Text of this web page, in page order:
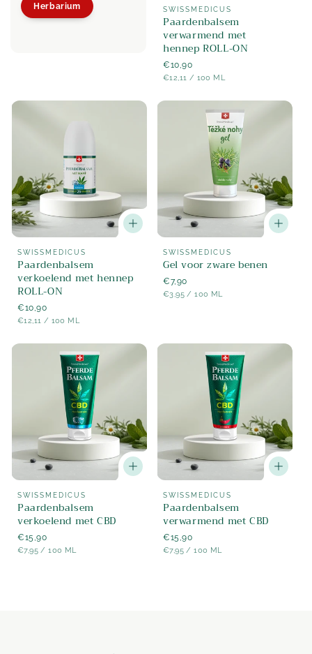
Herbarium Aanbieder:
SWISSMEDICUS
Paardenbalsem
verwarmend met
hennep ROLL-ON
Normaler
Preis
€10,90
STÜCK
€12,11 / PER
100 ML
Aanbieder:
SWISSMEDICUS
Paardenbalsem
verkoelend met hennep
ROLL-ON
Normaler
Preis
€10,90
STÜCK
€12,11 / PER
100 ML
Aanbieder:
SWISSMEDICUS
Gel voor zware benen
Normaler
Preis
€7,90
STÜCK
€3,95 / PER
100 ML
Aanbieder:
SWISSMEDICUS
Paardenbalsem
verkoelend met CBD
Normaler
Preis
€15,90
STÜCK
€7,95 / PER
100 ML
Aanbieder:
SWISSMEDICUS
Paardenbalsem
verwarmend met CBD
Normaler
Preis
€15,90
STÜCK
€7,95 / PER
100 ML